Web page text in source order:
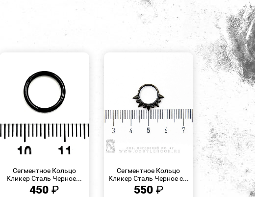
Сегментное Кольцо
Кликер Сталь Черное...
450₽
Сегментное Кольцо
Кликер Сталь Черное с...
550 ₽